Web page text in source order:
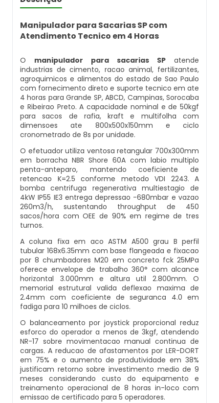
Balança Contadora
Máquina Seladora Rotativa Pneumática
Embaladora Industrial
Pesadora De Grãos
Embaladora De Doces
Embaladora Vertical
Pesadora De Pão
Seladora Automática Com Datador
Pesadora De Salgados Congelados
Pesadora Para Biscoito De Polvilho
Seladora Rotativa
Pesadora Para Pão De Queijo
Dosador De Rosca
Pesadoras Automáticas
Embaladora De Graos
Datador Ink Jet Portátil
Datador Para Caixa De Papelão
Datador Para Embaladora
Datador Para Embalagens Plásticas
Datador De Tampas
Datador Para Plástico
Datador Para Embalagem Manual
Datador Elétrico
Datador Para Sacos Plasticos
Comprar Datador Automático
Datador Termico
Datador Automático A Venda
Datador Termo Transferência
Fornecedor Datador Automático
Manipulador para Sacarias SP com
Atendimento Tecnico em 4 Horas
O manipulador para sacarias SP atende
industrias de cimento, racao animal, fertilizantes,
agroquimicos e alimentos do estado de Sao Paulo
com fornecimento direto e suporte tecnico em ate
4 horas para Grande SP, ABCD, Campinas, Sorocaba
e Ribeirao Preto. A capacidade nominal e de 50kgf
para sacos de rafia, kraft e multifolha com
dimensoes ate 800x500x150mm e ciclo
cronometrado de 8s por unidade.
O efetuador utiliza ventosa retangular 700x300mm
em borracha NBR Shore 60A com labio multiplo
penta-anteparo, mantendo coeficiente de
retencao K=2.5 conforme metodo VDI 2243. A
bomba centrifuga regenerativa multiestagio de
4kW IP55 IE3 entrega depressao -680mbar e vazao
260m3/h, sustentando throughput de 450
sacos/hora com OEE de 90% em regime de tres
turnos.
A coluna fixa em aco ASTM A500 grau B perfil
tubular 168x6.35mm com base flangeada e fixacao
por 8 chumbadores M20 em concreto fck 25MPa
oferece envelope de trabalho 360° com alcance
horizontal 3.000mm e altura util 2.800mm. O
memorial estrutural valida deflexao maxima de
2.4mm com coeficiente de seguranca 4.0 em
fadiga para 10 milhoes de ciclos.
O balanceamento por joystick proporcional reduz
esforco do operador a menos de 3kgf, atendendo
NR-17 sobre movimentacao manual continua de
cargas. A reducao de afastamentos por LER-DORT
em 75% e o aumento de produtividade em 38%
justificam retorno sobre investimento medio de 9
meses considerando custo do equipamento e
treinamento operacional de 8 horas in-loco com
emissao de certificado para 5 operadores.